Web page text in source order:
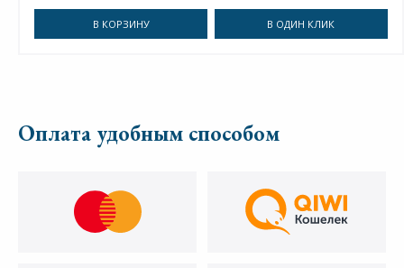
В КОРЗИНУ В ОДИН КЛИК
Оплата удобным способом